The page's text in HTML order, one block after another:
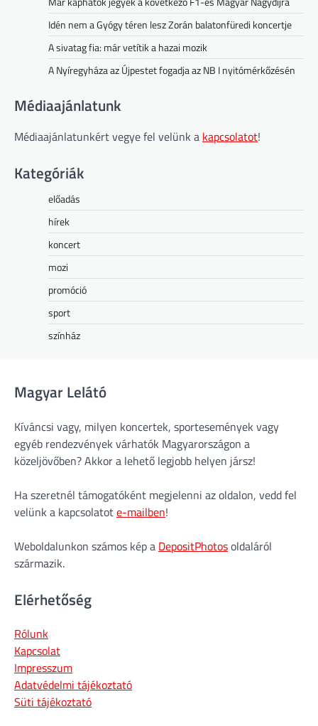
Idén nem a Gyógy téren lesz Zorán balatonfüredi koncertje
A sivatag fia: már vetítik a hazai mozik
A Nyíregyháza az Újpestet fogadja az NB I nyitómérkőzésén
Médiaajánlatunk
Médiaajánlatunkért vegye fel velünk a kapcsolatot!
Kategóriák
előadás
hírek
koncert
mozi
promóció
sport
színház
Magyar Lelátó
Kíváncsi vagy, milyen koncertek, sportesemények vagy
egyéb rendezvények várhatók Magyarországon a
közeljövőben? Akkor a lehető legjobb helyen jársz!
Ha szeretnél támogatóként megjelenni az oldalon, vedd fel
velünk a kapcsolatote-mailben!
Weboldalunkon számos kép a DepositPhotosoldaláról
származik.
Elérhetőség
Rólunk
Kapcsolat
Impresszum
Adatvédelmi tájékoztató
Süti tájékoztató